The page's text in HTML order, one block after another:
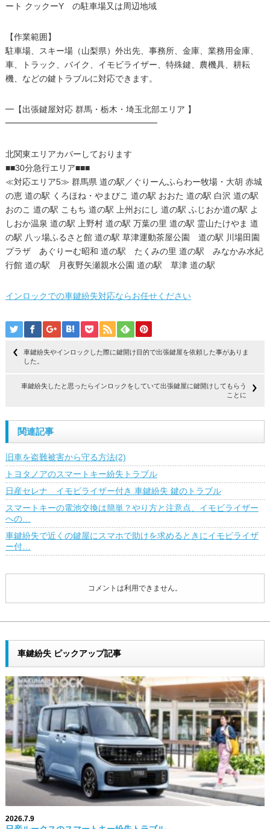
ート クックーY の駐車場又は周辺地域
【作業範囲】
駐車場、スキー場（山梨県）外出先、事務所、金庫、業務用金庫、
車、トラック、バイク、イモビライザー、特殊鍵、農機具、耕耘
機、などの鍵トラブルに対応できます。
━【出張鍵屋対応 群馬・栃木・埼玉北部エリア 】
━━━━━━━━━━━━━━━━━━
北関東エリアカバーしております
■■30分急行エリア■■■
≪対応エリア5≫ 群馬県 道の駅／ぐりーんふらわー牧場・大胡 赤城
の恵 道の駅 くろほね・やまびこ 道の駅 おおた 道の駅 白沢 道の駅
おのこ 道の駅 こもち 道の駅 上州おにし 道の駅 ふじおか道の駅 よ
しおか温泉 道の駅 上野村 道の駅 万葉の里 道の駅 霊山たけやま 道
の駅 八ッ場ふるさと館 道の駅 草津運動茶屋公園 道の駅 川場田園
プラザ あぐりーむ昭和 道の駅 たくみの里 道の駅 みなかみ水紀
行館 道の駅 月夜野矢瀬親水公園 道の駅 草津 道の駅
インロックでの車鍵紛失対応ならお任せください
車鍵紛失やインロックした際に鍵開け目的で出張鍵屋を依頼した事がありま
した。
車鍵紛失したと思ったらインロックをしていて出張鍵屋に鍵開けしてもらう
ことに
関連記事
旧車を盗難被害から守る方法(2)
トヨタノアのスマートキー紛失トラブル
日産セレナ イモビライザー付き 車鍵紛失 鍵のトラブル
スマートキーの電池交換は簡単？やり方と注意点、イモビライザー
への…
車鍵紛失で近くの鍵屋にスマホで助けを求めるときにイモビライザ
ー付…
コメントは利用できません。
車鍵紛失 ピックアップ記事
2026.7.9